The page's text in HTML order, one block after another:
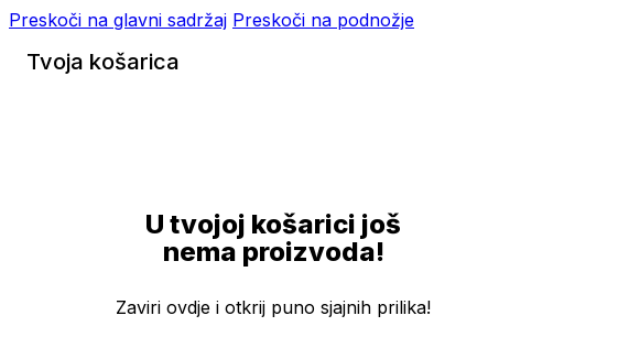
Preskoči na glavni sadržaj Preskoči na podnožje
Tvoja košarica
U tvojoj košarici još
nema proizvoda!
Zaviri ovdje i otkrij puno sjajnih prilika!